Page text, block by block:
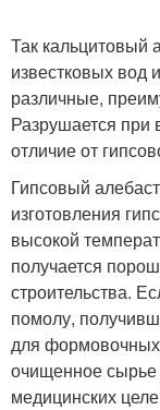
Так кальцитовый
известковых вод
различные,
Разрушается при
отличие от
Гипсовый
изготовления
высокой
получается
строительства.
помолу,
для
очищенное сырье
медицинских